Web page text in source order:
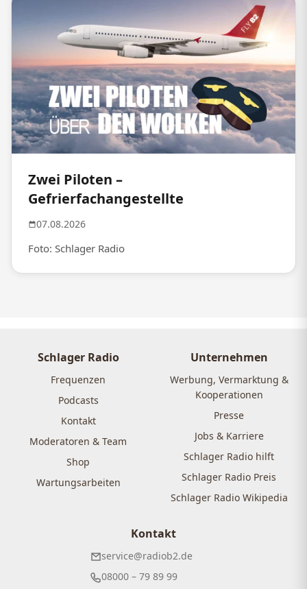
Zwei Piloten –
Gefrierfachangestellte
07.08.2026
Foto: Schlager Radio
Schlager Radio
Frequenzen
Podcasts
Kontakt
Moderatoren & Team
Shop
Wartungsarbeiten
Unternehmen
Werbung, Vermarktung &
Kooperationen
Presse
Jobs & Karriere
Schlager Radio hilft
Schlager Radio Preis
Schlager Radio Wikipedia
Kontakt
service@radiob2.de
08000 – 79 89 99